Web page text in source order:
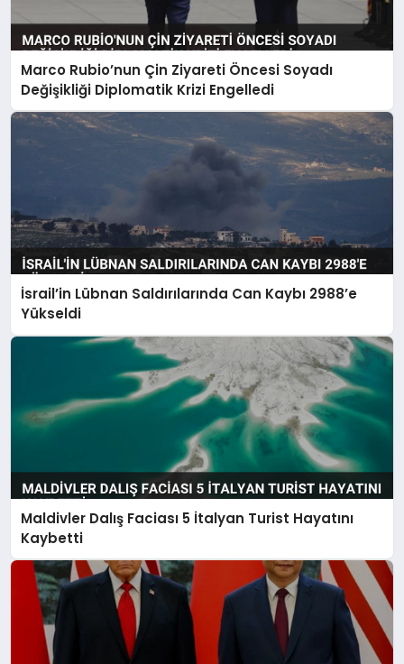
Marco Rubio’nun Çin Ziyareti Öncesi Soyadı
Değişikliği Diplomatik Krizi Engelledi
İsrail’in Lübnan Saldırılarında Can Kaybı 2988’e
Yükseldi
Maldivler Dalış Faciası 5 İtalyan Turist Hayatını
Kaybetti